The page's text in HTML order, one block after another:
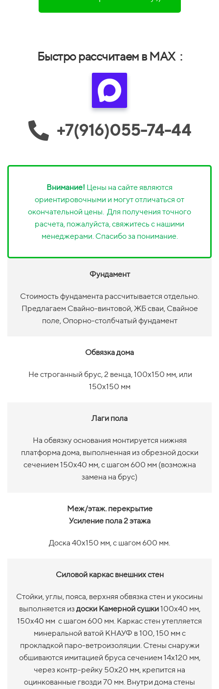
Быстро рассчитаем в MAX :
+7(916)055-74-44
Внимание! Цены на сайте являются
ориентировочными и могут отличаться от
окончательной цены. Для получения точного
расчета, пожалуйста, свяжитесь с нашими
менеджерами. Спасибо за понимание.
Фундамент
Стоимость фундамента рассчитывается отдельно.
Предлагаем Свайно-винтовой, ЖБ сваи, Свайное
поле, Опорно-столбчатый фундамент
Обвязка дома
Не строганный брус, 2 венца, 100х150 мм, или
150х150 мм
Лаги пола
На обвязку основания монтируется нижняя
платформа дома, выполненная из обрезной доски
сечением 150х40 мм, с шагом 600 мм (возможна
замена на брус)
Меж/этаж. перекрытие
Усиление пола 2 этажа
Доска 40х150 мм, с шагом 600 мм.
Силовой каркас внешних стен
Стойки, углы, пояса, верхняя обвязка стен и укосины
выполняется из доски Камерной сушки100х40 мм,
150х40 мм с шагом 600 мм. Каркас стен утепляется
минеральной ватой КНАУФ в 100, 150 мм с
прокладкой паро-ветроизоляции. Стены снаружи
обшиваются имитацией бруса сечением 14х120 мм,
через контр-рейку 50х20 мм, крепится на
оцинкованные гвозди 70 мм. Внутри дома стены